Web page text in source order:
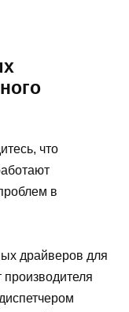
что
в
драйверов для